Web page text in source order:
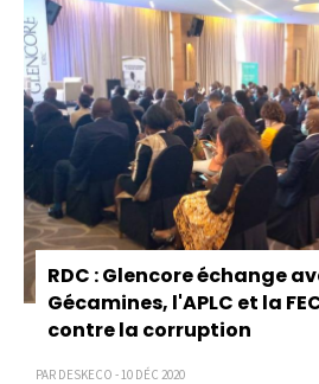
RDC : Glencore échange
Gécamines, l'APLC et la
contre la corruption
PAR DESKECO - 10 DÉC 2020